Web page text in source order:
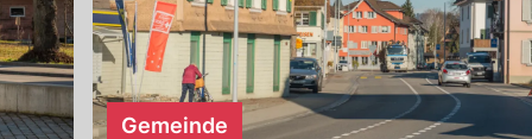
Gemeinde